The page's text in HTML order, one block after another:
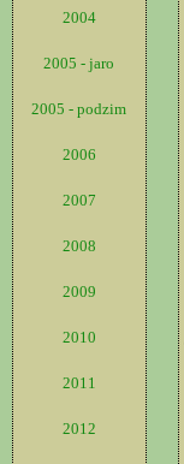
2004
2005 - jaro
2005 - podzim
2006
2007
2008
2009
2010
2011
2012